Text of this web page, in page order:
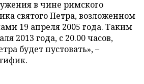
в чине римского
святого Петра, возложенном
19 апреля 2005 года. Таким
2013 года, с 20.00 часов,
будет пустовать», –